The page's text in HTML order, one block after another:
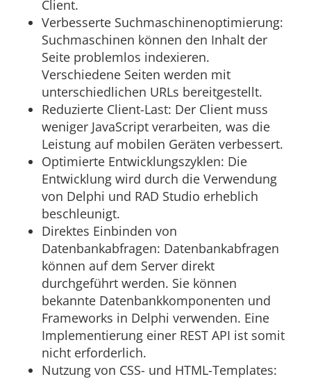
Client.
Verbesserte Suchmaschinenoptimierung:
Suchmaschinen können den Inhalt der
Seite problemlos indexieren.
Verschiedene Seiten werden mit
unterschiedlichen URLs bereitgestellt.
Reduzierte Client-Last: Der Client muss
weniger JavaScript verarbeiten, was die
Leistung auf mobilen Geräten verbessert.
Optimierte Entwicklungszyklen: Die
Entwicklung wird durch die Verwendung
von Delphi und RAD Studio erheblich
beschleunigt.
Direktes Einbinden von
Datenbankabfragen: Datenbankabfragen
können auf dem Server direkt
durchgeführt werden. Sie können
bekannte Datenbankkomponenten und
Frameworks in Delphi verwenden. Eine
Implementierung einer REST API ist somit
nicht erforderlich.
Nutzung von CSS- und HTML-Templates: